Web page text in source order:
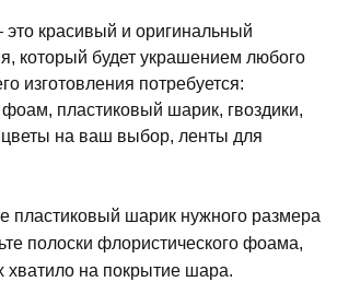
красивый и оригинальный
который будет украшением любого
изготовления потребуется:
пластиковый шарик, гвоздики,
цветы на ваш выбор, ленты для
пластиковый шарик нужного размера
полоски флористического фоама,
хватило на покрытие шара.